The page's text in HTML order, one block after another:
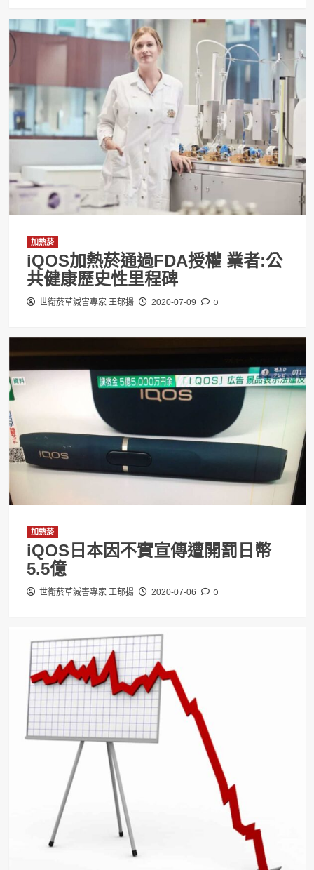
加熱菸
iQOS加熱菸通過FDA授權 業者:公
共健康歷史性里程碑
世衛菸草減害專家 王郁揚 2020-07-09 0
加熱菸
iQOS日本因不實宣傳遭開罰日幣
5.5億
世衛菸草減害專家 王郁揚 2020-07-06 0